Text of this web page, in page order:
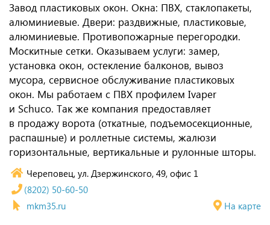
Завод пластиковых окон. Окна: ПВХ, стаклопакеты,
алюминиевые. Двери: раздвижные, пластиковые,
алюминиевые. Противопожарные перегородки.
Москитные сетки. Оказываем услуги: замер,
установка окон, остекление балконов, вывоз
мусора, сервисное обслуживание пластиковых
окон. Мы работаем с ПВХ профилем Ivaper
и Schuco. Так же компания предоставляет
в продажу ворота (откатные, подъемосекционные,
распашные) и роллетные системы, жалюзи
горизонтальные, вертикальные и рулонные шторы.
Череповец, ул. Дзержинского, 49, офис 1
На карте
(8202) 50-60-50
mkm35.ru